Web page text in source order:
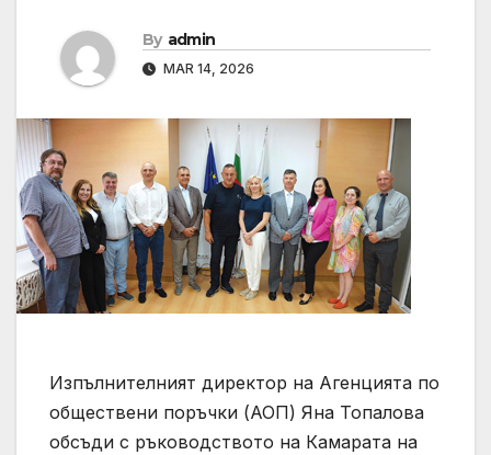
By admin
MAR 14, 2026
Изпълнителният директор на Агенцията по
обществени поръчки (АОП) Яна Топалова
обсъди с ръководството на Камарата на